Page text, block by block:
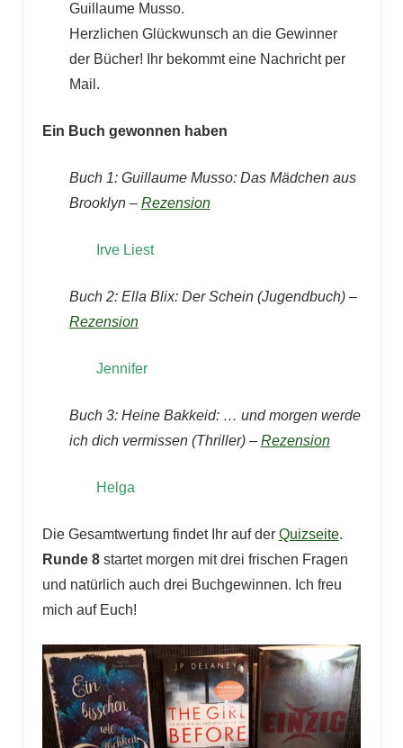
Guillaume Musso.
Herzlichen Glückwunsch an die Gewinner
der Bücher! Ihr bekommt eine Nachricht per
Mail.
Ein Buch gewonnen haben
Buch 1: Guillaume Musso: Das Mädchen aus
Brooklyn – Rezension
Irve Liest
Buch 2: Ella Blix: Der Schein (Jugendbuch) –
Rezension
Jennifer
Buch 3: Heine Bakkeid: … und morgen werde
ich dich vermissen (Thriller) – Rezension
Helga
Die Gesamtwertung findet Ihr auf der Quizseite.
Runde 8startet morgen mit drei frischen Fragen
und natürlich auch drei Buchgewinnen. Ich freu
mich auf Euch!